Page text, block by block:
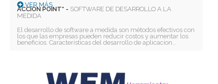
VER MÁS
ACCION POINT* - SOFTWARE DE DESARROLLO A LA
MEDIDA
El desarrollo de software a medida son métodos efectivos con
los que las empresas pueden reducir costos y aumentar los
beneficios. Características del desarrollo de aplicacion...